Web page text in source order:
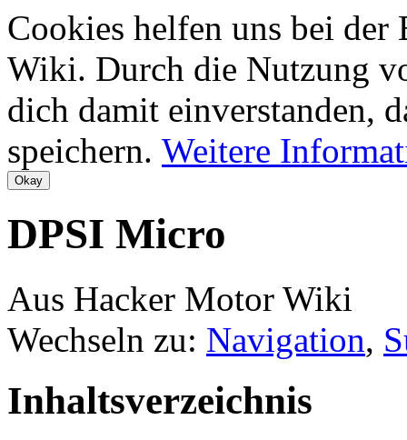
Cookies helfen uns bei
Wiki. Durch die Nutzung
dich damit einverstanden,
speichern. Weitere
DPSI Micro
Aus Hacker Motor Wiki
Wechseln zu: Navigation,
Inhaltsverzeichnis